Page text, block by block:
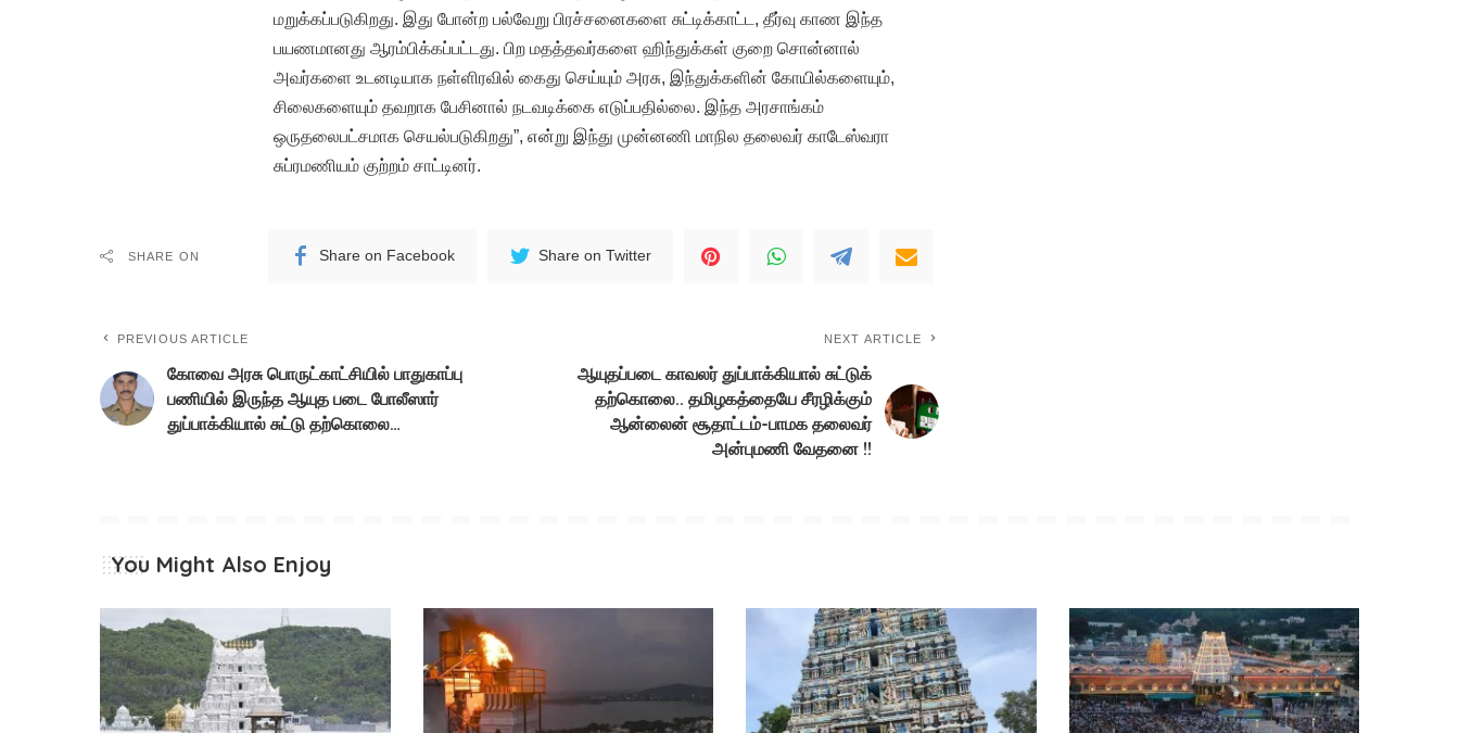
மறுக்கப்படுகிறது. இது போன்ற பல்வேறு பிரச்சனைகளை சுட்டிக்காட்ட, தீர்வு காண இந்த
பயணமானது ஆரம்பிக்கப்பட்டது. பிற மதத்தவர்களை ஹிந்துக்கள் குறை சொன்னால்
அவர்களை உடனடியாக நள்ளிரவில் கைது செய்யும் அரசு, இந்துக்களின் கோயில்களையும்,
சிலைகளையும் தவறாக பேசினால் நடவடிக்கை எடுப்பதில்லை. இந்த அரசாங்கம்
ஒருதலைபட்சமாக செயல்படுகிறது”, என்று இந்து முன்னணி மாநில தலைவர் காடேஸ்வரா
சுப்ரமணியம் குற்றம் சாட்டினர்.
SHARE ON Share on Facebook Share on Twitter
PREVIOUS ARTICLE
கோவை அரசு பொருட்காட்சியில் பாதுகாப்பு
பணியில் இருந்த ஆயுத படை போலீஸார்
துப்பாக்கியால் சுட்டு தற்கொலை…
NEXT ARTICLE
ஆயுதப்படை காவலர் துப்பாக்கியால் சுட்டுக்
தற்கொலை.. தமிழகத்தையே சீரழிக்கும்
ஆன்லைன் சூதாட்டம்-பாமக தலைவர்
அன்புமணி வேதனை !!
You Might Also Enjoy